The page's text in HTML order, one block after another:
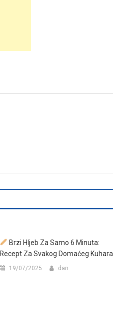
Brzi Hljeb Za Samo 6 Minuta:
Recept Za Svakog Domaćeg Kuhara
19/07/2025 dan